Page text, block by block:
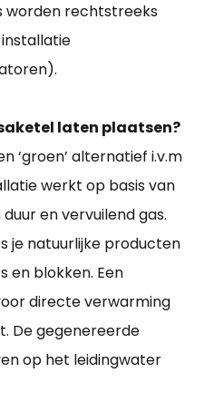
worden rechtstreeks
laten plaatsen?
‘groen’ alternatief i.v.m
werkt op basis van
en vervuilend gas.
je natuurlijke producten
en blokken. Een
directe verwarming
De gegenereerde
op het leidingwater